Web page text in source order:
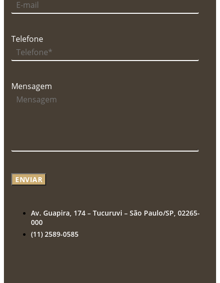
Telefone
Mensagem
ENVIAR
Av. Guapira, 174 – Tucuruvi – São Paulo/SP, 02265-
000
(11) 2589-0585